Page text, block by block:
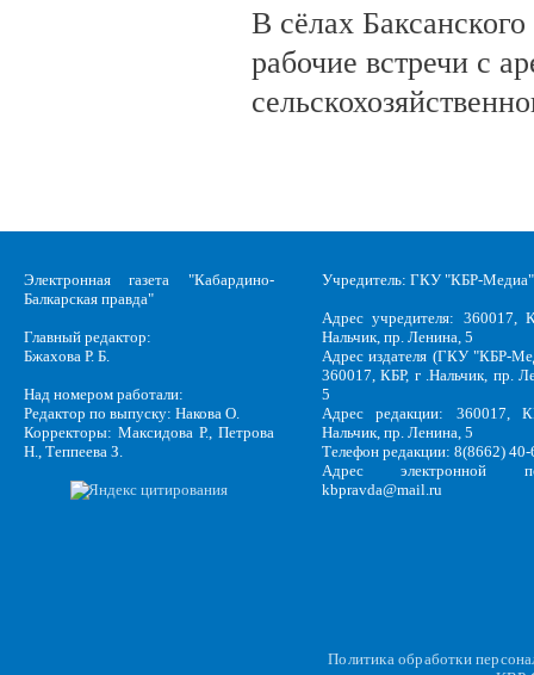
В сёлах
рабочие встречи с
Электронная газета "Кабардино-
Балкарская правда"
Главный редактор:
Бжахова Р. Б.
Над номером работали:
Редактор по выпуску: Накова О.
Корректоры: Максидова Р., Петрова
Н., Теппеева З.
Учредитель: ГКУ "КБР-Медиа"
Адрес учредителя: 360017,
Нальчик, пр. Ленина, 5
Адрес издателя (ГКУ "КБР-
360017, КБР, г .Нальчик, пр.
5
Адрес редакции: 360017,
Нальчик, пр. Ленина, 5
Телефон редакции: 8(8662)
Адрес электронной
kbpravda@mail.ru
Политика обработки